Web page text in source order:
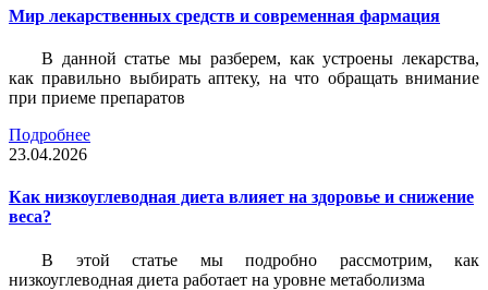
Мир лекарственных средств и современная фармация
В данной статье мы разберем, как устроены лекарства,
как правильно выбирать аптеку, на что обращать внимание
при приеме препаратов
Подробнее
23.04.2026
Как низкоуглеводная диета влияет на здоровье и снижение
веса?
В этой статье мы подробно рассмотрим, как
низкоуглеводная диета работает на уровне метаболизма